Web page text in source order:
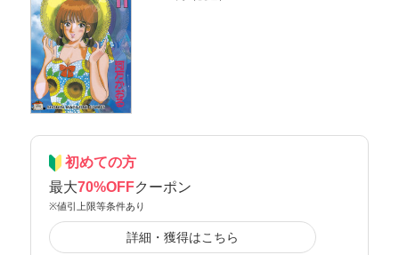
初めての方
最大70%OFFクーポン
※値引上限等条件あり
詳細・獲得はこちら